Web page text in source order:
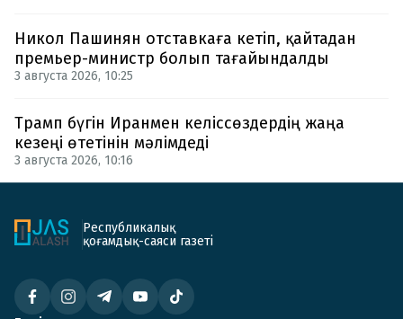
Никол Пашинян отставкаға кетіп, қайтадан
премьер-министр болып тағайындалды
3 августа 2026, 10:25
Трамп бүгін Иранмен келіссөздердің жаңа
кезеңі өтетінін мәлімдеді
3 августа 2026, 10:16
Республикалық
қоғамдық-саяси газеті